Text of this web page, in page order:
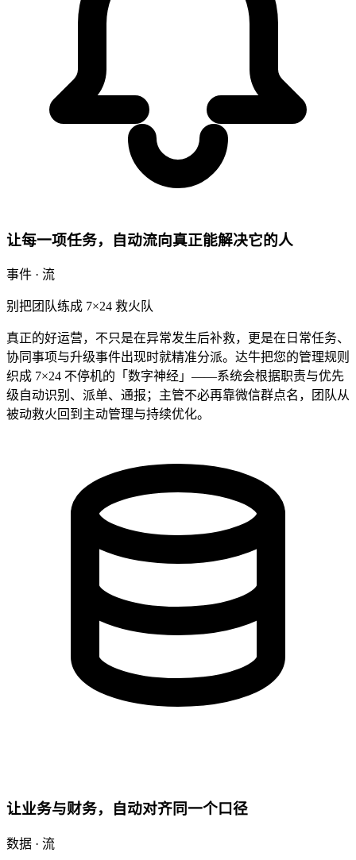
让每一项任务，自动流向真正能解决它的人
事件 · 流
别把团队练成 7×24 救火队
真正的好运营，不只是在异常发生后补救，更是在日常任务、
协同事项与升级事件出现时就精准分派。达牛把您的管理规则
织成 7×24 不停机的「数字神经」——系统会根据职责与优先
级自动识别、派单、通报；主管不必再靠微信群点名，团队从
被动救火回到主动管理与持续优化。
让业务与财务，自动对齐同一个口径
数据 · 流